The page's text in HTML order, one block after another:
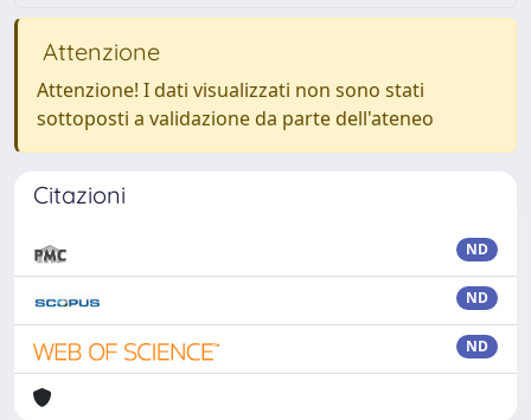
Attenzione
Attenzione! I dati visualizzati non sono stati
sottoposti a validazione da parte dell'ateneo
Citazioni
ND
ND
ND